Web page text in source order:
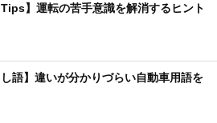
Tips】運転の苦手意識を解消するヒント
し語】違いが分かりづらい自動車用語を